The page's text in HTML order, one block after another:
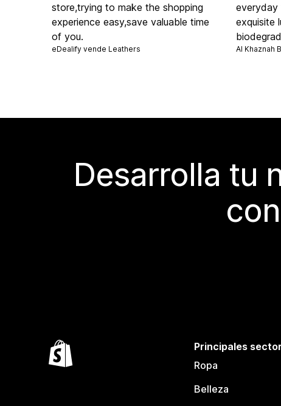
store,trying to make the shopping
experience easy,save valuable time
of you.
eDealify vende Leathers
everyday
exquisite
Al Khaznah
Desarrolla tu
Principales
Ropa
Belleza